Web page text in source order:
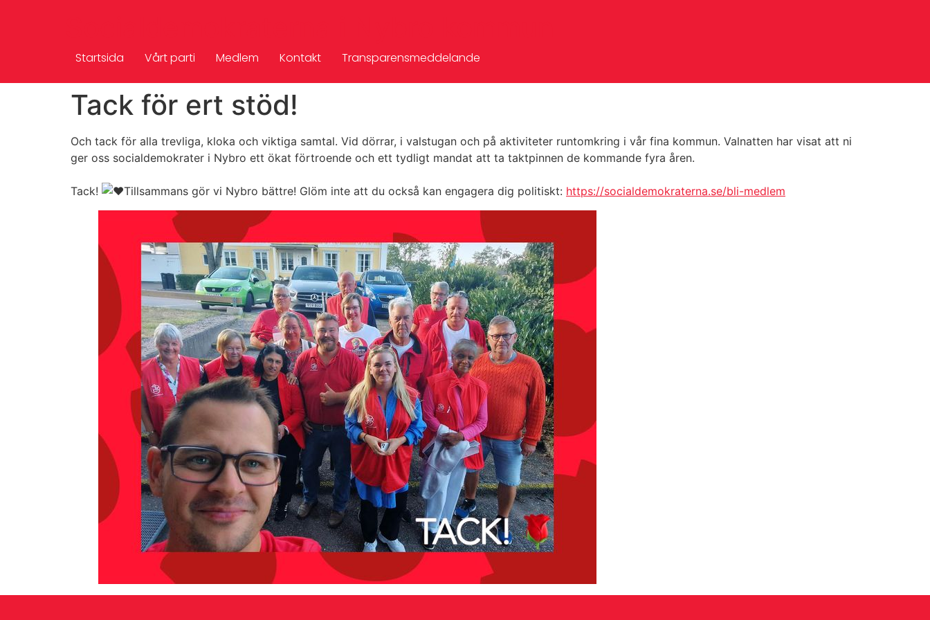
Startsida Vårt parti Medlem Kontakt Transparensmeddelande
Tack för ert stöd!
Och tack för alla trevliga, kloka och viktiga samtal. Vid dörrar, i valstugan och på aktiviteter runtomkring i vår fina kommun. Valnatten har visat att ni
ger oss socialdemokrater i Nybro ett ökat förtroende och ett tydligt mandat att ta taktpinnen de kommande fyra åren.
Tack! Tillsammans gör vi Nybro bättre! Glöm inte att du också kan engagera dig politiskt: https://socialdemokraterna.se/bli-medlem